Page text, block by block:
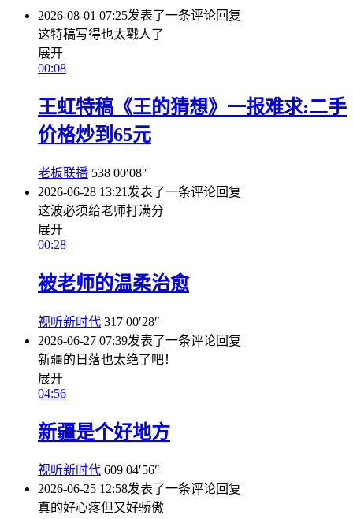
2026-08-01 07:25发表了一条评论回复
这特稿写得也太戳人了
展开
00:08
王虹特稿《王的猜想》一报难求:二手
价格炒到65元
老板联播 538 00′08″
2026-06-28 13:21 发表了一条评论回复
这波必须给老师打满分
展开
00:28
被老师的温柔治愈
视听新时代 317 00′28″
2026-06-27 07:39发表了一条评论回复
新疆的日落也太绝了吧！
展开
04:56
新疆是个好地方
视听新时代 609 04′56″
2026-06-25 12:58发表了一条评论回复
真的好心疼但又好骄傲